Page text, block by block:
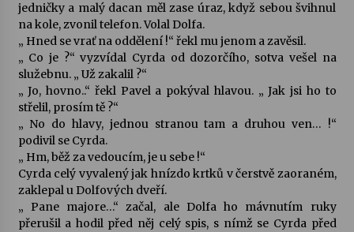
Vysočinka
17. 7. 2026
Ozvěny prázdnin
14. 7. 2026
Za kulturou kousek za Humpolec. V Želivě ožije
odkaz Josefa Čapka
13. 7. 2026
jedničky a malý dacan měl zase úraz, když sebou švihnul
na kole, zvonil telefon. Volal Dolfa.
„ Hned se vrať na oddělení !“ řekl mu jenom a zavěsil.
„ Co je ?“ vyzvídal Cyrda od dozorčího, sotva vešel na
služebnu. „ Už zakalil ?“
„ Jo, hovno..“ řekl Pavel a pokýval hlavou. „ Jak jsi ho to
střelil, prosím tě ?“
„ No do hlavy, jednou stranou tam a druhou ven… !“
podivil se Cyrda.
„ Hm, běž za vedoucím, je u sebe !“
Cyrda celý vyvalený jak hnízdo krtků v čerstvě zaoraném,
zaklepal u Dolfových dveří.
„ Pane majore…“ začal, ale Dolfa ho mávnutím ruky
přerušil a hodil před něj celý spis, s nímž se Cyrda před